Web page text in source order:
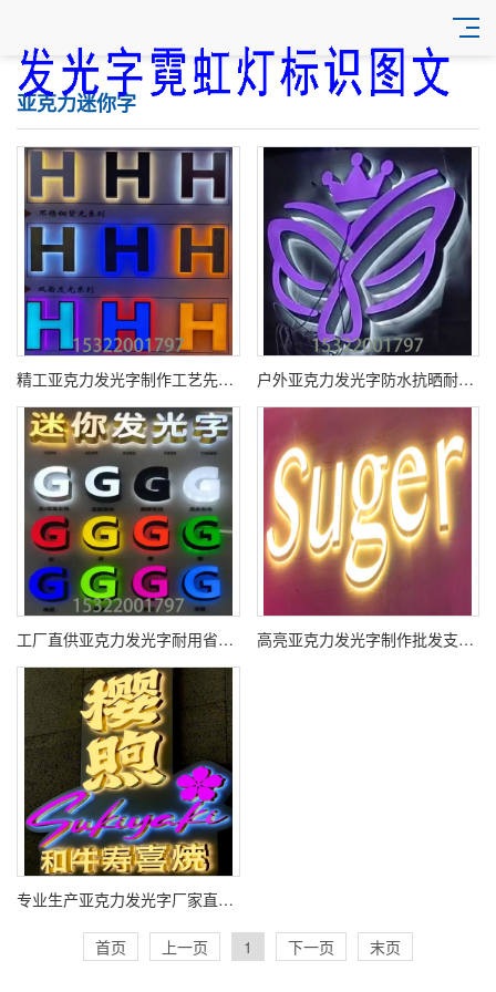
亚克力迷你字
精工亚克力发光字制作工艺先进可靠亚克力发光字生产厂家支持来图定制背光字样品 户外亚克力发光字防水抗晒耐高温店面招牌亚克力发光字厂家特价促销
工厂直供亚克力发光字耐用省电美观优质亚克力发光字定制快速发货全国迷你字样品 高亮亚克力发光字制作批发支持定制亚克力LED发光字生产一站式服务
专业生产亚克力发光字厂家直销价格实惠定制亚克力发光字源头工厂品质保障
首页 上一页 1 下一页 末页